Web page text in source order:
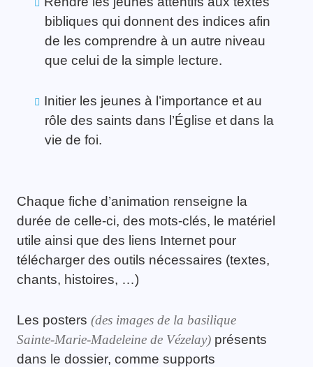
bibliques qui donnent des indices afin
de les comprendre à un autre niveau
que celui de la simple lecture.
Initier les jeunes à l’importance et au
rôle des saints dans l’Église et dans la
vie de foi.
Chaque fiche d’animation renseigne la
durée de celle-ci, des mots-clés, le matériel
utile ainsi que des liens Internet pour
télécharger des outils nécessaires (textes,
chants, histoires, …)
Les posters (des images de la basilique
Sainte-Marie-Madeleine de Vézelay) présents
dans le dossier, comme supports